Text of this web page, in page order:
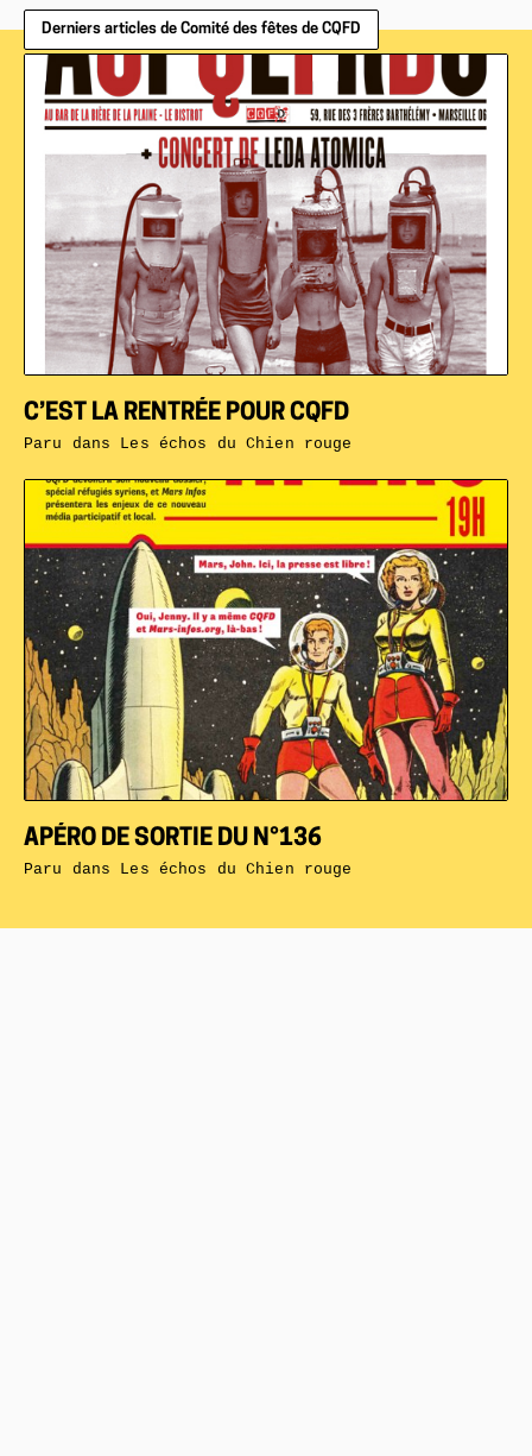
Derniers articles de Comité des fêtes de CQFD
APÉRO DE SORTIE DU N°136
Paru dans Les échos du Chien rouge
C’EST LA RENTRÉE POUR CQFD
Paru dans Les échos du Chien rouge